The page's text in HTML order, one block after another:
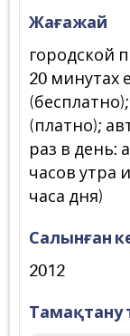
Жағажай
городской
20 минутах
(платно);
раз в день:
часов утра
часа дня)
Салынған
2012
Тамақтану